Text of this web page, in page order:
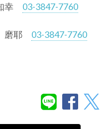
幸 03-3847-7760
磨耶 03-3847-7760